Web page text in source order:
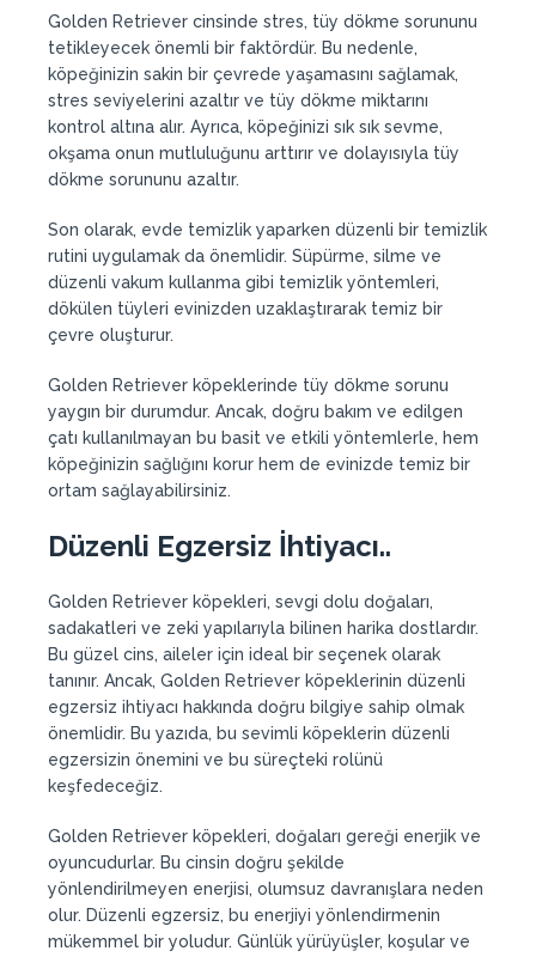
Golden Retriever cinsinde stres, tüy dökme sorununu
tetikleyecek önemli bir faktördür. Bu nedenle,
köpeğinizin sakin bir çevrede yaşamasını sağlamak,
stres seviyelerini azaltır ve tüy dökme miktarını
kontrol altına alır. Ayrıca, köpeğinizi sık sık sevme,
okşama onun mutluluğunu arttırır ve dolayısıyla tüy
dökme sorununu azaltır.
Son olarak, evde temizlik yaparken düzenli bir temizlik
rutini uygulamak da önemlidir. Süpürme, silme ve
düzenli vakum kullanma gibi temizlik yöntemleri,
dökülen tüyleri evinizden uzaklaştırarak temiz bir
çevre oluşturur.
Golden Retriever köpeklerinde tüy dökme sorunu
yaygın bir durumdur. Ancak, doğru bakım ve edilgen
çatı kullanılmayan bu basit ve etkili yöntemlerle, hem
köpeğinizin sağlığını korur hem de evinizde temiz bir
ortam sağlayabilirsiniz.
Düzenli Egzersiz İhtiyacı..
Golden Retriever köpekleri, sevgi dolu doğaları,
sadakatleri ve zeki yapılarıyla bilinen harika dostlardır.
Bu güzel cins, aileler için ideal bir seçenek olarak
tanınır. Ancak, Golden Retriever köpeklerinin düzenli
egzersiz ihtiyacı hakkında doğru bilgiye sahip olmak
önemlidir. Bu yazıda, bu sevimli köpeklerin düzenli
egzersizin önemini ve bu süreçteki rolünü
keşfedeceğiz.
Golden Retriever köpekleri, doğaları gereği enerjik ve
oyuncudurlar. Bu cinsin doğru şekilde
yönlendirilmeyen enerjisi, olumsuz davranışlara neden
olur. Düzenli egzersiz, bu enerjiyi yönlendirmenin
mükemmel bir yoludur. Günlük yürüyüşler, koşular ve